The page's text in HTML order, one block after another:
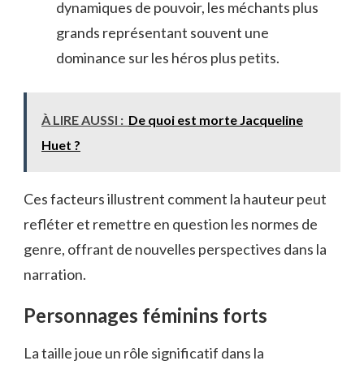
dynamiques de pouvoir, les méchants plus
grands représentant souvent une
dominance sur les héros plus petits.
À LIRE AUSSI : De quoi est morte Jacqueline
Huet ?
Ces facteurs illustrent comment la hauteur peut
refléter et remettre en question les normes de
genre, offrant de nouvelles perspectives dans la
narration.
Personnages féminins forts
La taille joue un rôle significatif dans la